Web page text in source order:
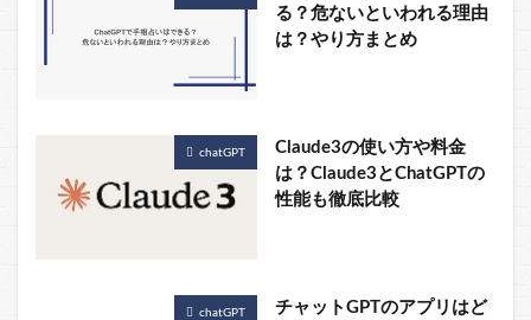
る？危ないといわれる理由
は？やり方まとめ
chatGPT
Claude3の使い方や料金
は？Claude3とChatGPTの
性能も徹底比較
chatGPT
チャットGPTのアプリはど